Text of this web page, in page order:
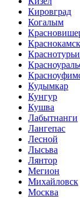
Кировград
Когалым
Краснокамск
Кудымкар
Кунгур
Кушва
Лабытнанги
Лангепас
Лесной
Лысьва
Лянтор
Мегион
Михайловск
Москва